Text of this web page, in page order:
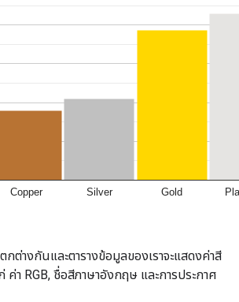
กต่างกันและตารางข้อมูลของเราจะแสดงค่าสี
ค่า RGB, ชื่อสีภาษาอังกฤษ และการประกาศ